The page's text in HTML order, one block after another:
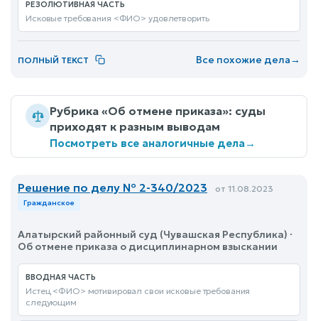
РЕЗОЛЮТИВНАЯ ЧАСТЬ
Исковые требования <ФИО> удовлетворить
ПОЛНЫЙ ТЕКСТ Все похожие дела→
Рубрика «Об отмене приказа»: суды
приходят к разным выводам
Посмотреть все аналогичные дела→
Решение по делу № 2-340/2023 от 11.08.2023
Гражданское
Алатырский районный суд (Чувашская Республика) ·
Об отмене приказа о дисциплинарном взыскании
ВВОДНАЯ ЧАСТЬ
Истец <ФИО> мотивировал свои исковые требования
следующим